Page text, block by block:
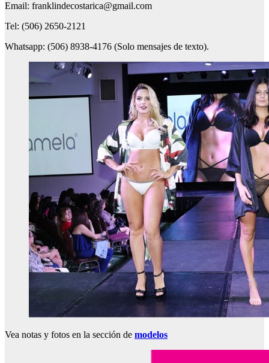
Email: franklindecostarica@gmail.com
Tel: (506) 2650-2121
Whatsapp: (506) 8938-4176 (Solo mensajes de texto).
Vea notas y fotos en la sección de modelos